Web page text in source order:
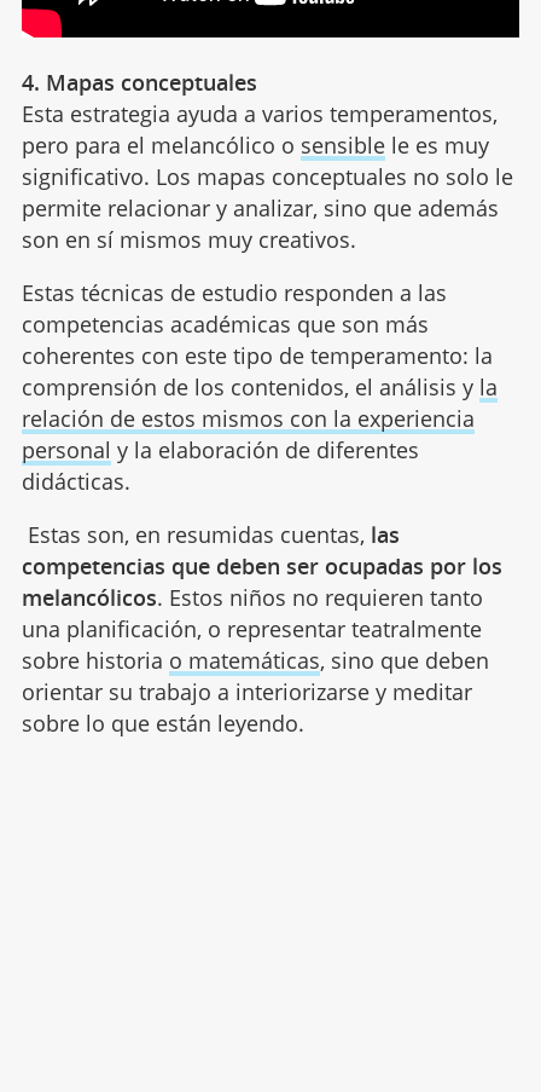
4. Mapas conceptuales
Esta estrategia ayuda a varios temperamentos,
pero para el melancólico o sensiblele es muy
significativo. Los mapas conceptuales no solo le
permite relacionar y analizar, sino que además
son en sí mismos muy creativos.
Estas técnicas de estudio responden a las
competencias académicas que son más
coherentes con este tipo de temperamento: la
comprensión de los contenidos, el análisis y la
relación de estos mismos con la experiencia
personal y la elaboración de diferentes
didácticas.
Estas son, en resumidas cuentas, las
competencias que deben ser ocupadas por los
melancólicos. Estos niños no requieren tanto
una planificación, o representar teatralmente
sobre historia o matemáticas, sino que deben
orientar su trabajo a interiorizarse y meditar
sobre lo que están leyendo.